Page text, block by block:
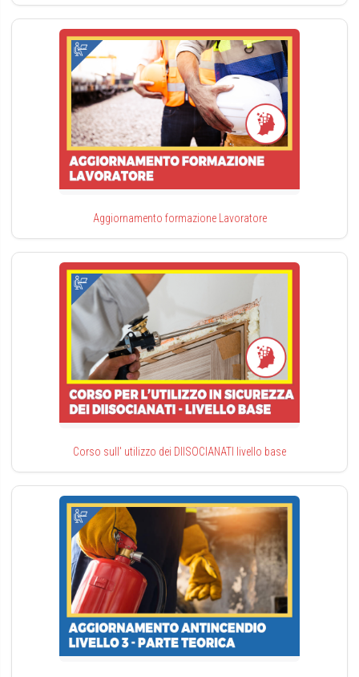
Aggiornamento formazione Lavoratore
Corso sull' utilizzo dei DIISOCIANATI livello base